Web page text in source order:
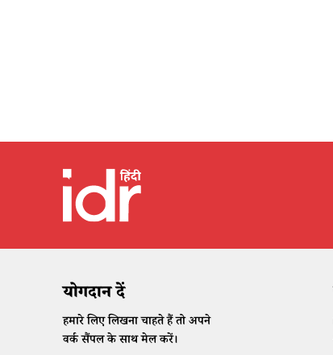
योगदान दें
हमारे लिए लिखना चाहते हैं तो अपने
वर्क सैंपल के साथ मेल करें।